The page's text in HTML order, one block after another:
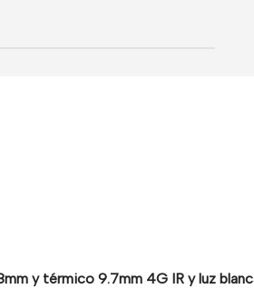
y térmico 9.7mm 4G IR y luz